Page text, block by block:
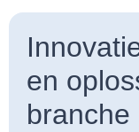
en
branche